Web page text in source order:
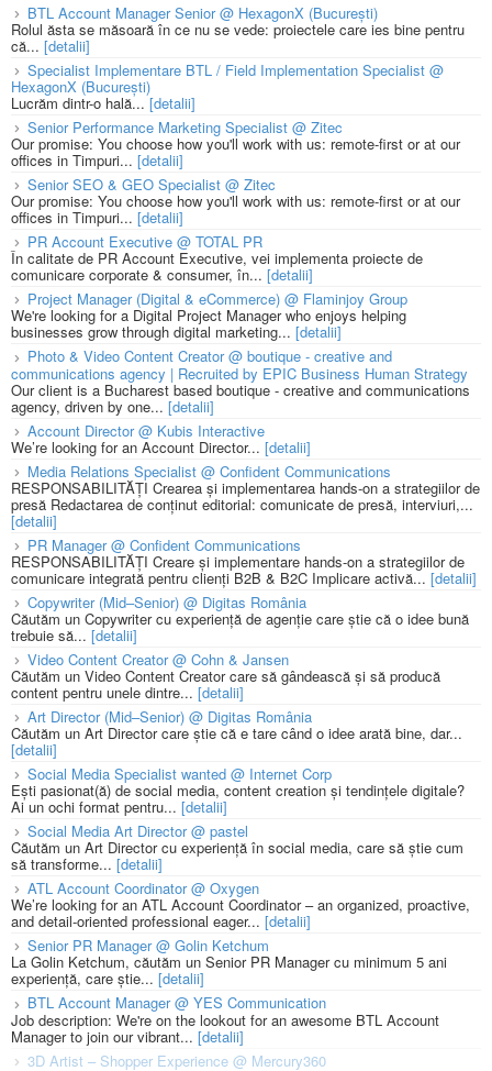
BTL Account Manager Senior @ HexagonX (București)
Rolul ăsta se măsoară în ce nu se vede: proiectele care ies bine pentru
că... [detalii]
Specialist Implementare BTL / Field Implementation Specialist @
HexagonX (București)
Lucrăm dintr-o hală...[detalii]
Senior Performance Marketing Specialist @ Zitec
Our promise: You choose how you'll work with us: remote-first or at our
offices in Timpuri... [detalii]
Senior SEO & GEO Specialist @ Zitec
Our promise: You choose how you'll work with us: remote-first or at our
offices in Timpuri... [detalii]
PR Account Executive @ TOTAL PR
În calitate de PR Account Executive, vei implementa proiecte de
comunicare corporate & consumer, în... [detalii]
Project Manager (Digital & eCommerce) @ Flaminjoy Group
We're looking for a Digital Project Manager who enjoys helping
businesses grow through digital marketing... [detalii]
Photo & Video Content Creator @ boutique - creative and
communications agency | Recruited by EPIC Business Human Strategy
Our client is a Bucharest based boutique - creative and communications
agency, driven by one... [detalii]
Account Director @ Kubis Interactive
We’re looking for an Account Director... [detalii]
Media Relations Specialist @ Confident Communications
RESPONSABILITĂȚI Crearea și implementarea hands-on a strategiilor de
presă Redactarea de conținut editorial: comunicate de presă, interviuri,...
[detalii]
PR Manager @ Confident Communications
RESPONSABILITĂȚI Creare și implementare hands-on a strategiilor de
comunicare integrată pentru clienți B2B & B2C Implicare activă... [detalii]
Copywriter (Mid–Senior) @ Digitas România
Căutăm un Copywriter cu experiență de agenție care știe că o idee bună
trebuie să... [detalii]
Video Content Creator @ Cohn & Jansen
Căutăm un Video Content Creator care să gândească și să producă
content pentru unele dintre... [detalii]
Art Director (Mid–Senior) @ Digitas România
Căutăm un Art Director care știe că e tare când o idee arată bine, dar...
[detalii]
Social Media Specialist wanted @ Internet Corp
Ești pasionat(ă) de social media, content creation și tendințele digitale?
Ai un ochi format pentru... [detalii]
Social Media Art Director @ pastel
Căutăm un Art Director cu experiență în social media, care să știe cum
să transforme... [detalii]
ATL Account Coordinator @ Oxygen
We’re looking for an ATL Account Coordinator – an organized, proactive,
and detail-oriented professional eager... [detalii]
Senior PR Manager @ Golin Ketchum
La Golin Ketchum, căutăm un Senior PR Manager cu minimum 5 ani
experiență, care știe... [detalii]
BTL Account Manager @ YES Communication
Job description: We're on the lookout for an awesome BTL Account
Manager to join our vibrant... [detalii]
3D Artist – Shopper Experience @ Mercury360